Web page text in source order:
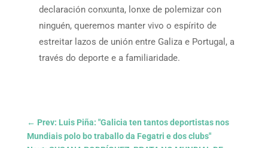
declaración conxunta, lonxe de polemizar con
ninguén, queremos manter vivo o espírito de
estreitar lazos de unión entre Galiza e Portugal, a
través do deporte e a familiaridade.
← Prev: Luis Piña: "Galicia ten tantos deportistas nos
Mundiais polo bo traballo da Fegatri e dos clubs"